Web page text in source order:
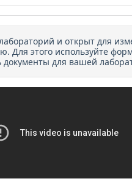
и открыт для
Для этого используйте
для вашей